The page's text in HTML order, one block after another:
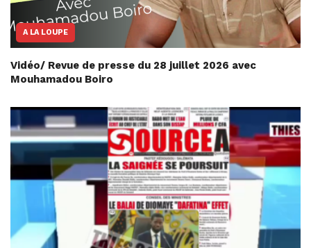
A LA LOUPE
Vidéo/ Revue de presse du 28 juillet 2026 avec
Mouhamadou Boiro